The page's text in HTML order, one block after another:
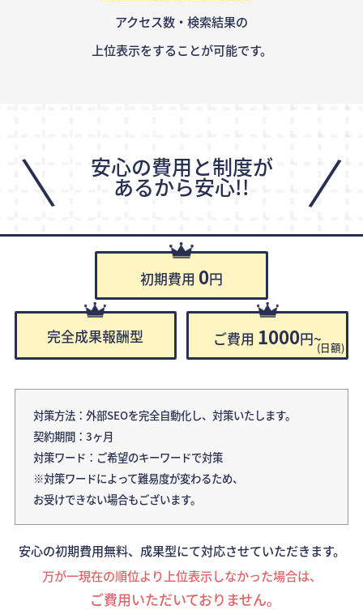
アクセス数・検索結果の
上位表示をすることが可能です。
\ 安心の費用と制度が
あるから安心!! /
初期費用 0円
完全成果報酬型 ご費用 1000円~(日額)
対策方法：外部SEOを完全自動化し、対策いたします。
契約期間：3ヶ月
対策ワード：ご希望のキーワードで対策
※対策ワードによって難易度が変わるため、
お受けできない場合もございます。
安心の初期費用無料、成果型にて対応させていただきます。
万が一現在の順位より上位表示しなかった場合は、
ご費用いただいておりません｡